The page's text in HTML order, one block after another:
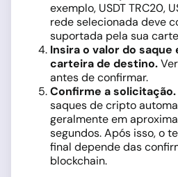
exemplo, USDT TRC20,
rede selecionada deve
suportada pela sua
Insira o valor do saque
carteira de destino.
antes de confirmar.
Confirme a solicitação.
saques de cripto
geralmente em
segundos. Após isso, o
final depende das
blockchain.